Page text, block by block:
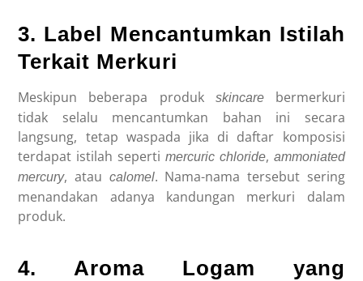
3. Label Mencantumkan Istilah
Terkait Merkuri
Meskipun beberapa produk skincarebermerkuri
tidak selalu mencantumkan bahan ini secara
langsung, tetap waspada jika di daftar komposisi
terdapat istilah seperti mercuric chloride, ammoniated
mercury, atau calomel. Nama-nama tersebut sering
menandakan adanya kandungan merkuri dalam
produk.
4. Aroma Logam yang